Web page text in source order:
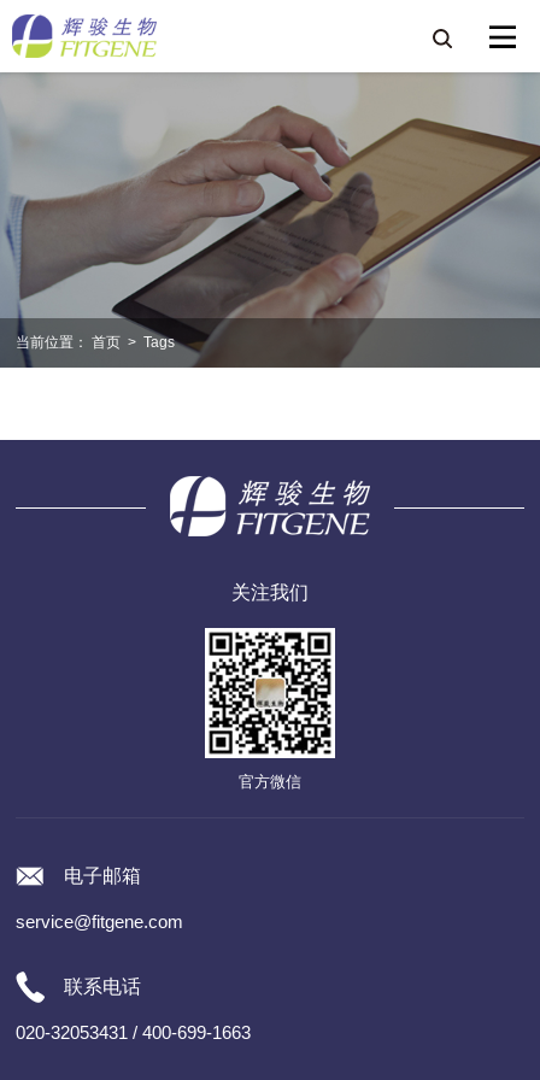
当前位置： 首页 > Tags
关注我们
官方微信
电子邮箱
service@fitgene.com
联系电话
020-32053431 / 400-699-1663